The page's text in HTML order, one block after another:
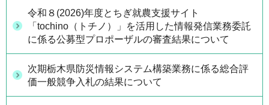
令和８(2026)年度とちぎ就農支援サイト
「tochino（トチノ）」を活用した情報発信業務委託
に係る公募型プロポーザルの審査結果について
次期栃木県防災情報システム構築業務に係る総合評
価一般競争入札の結果について